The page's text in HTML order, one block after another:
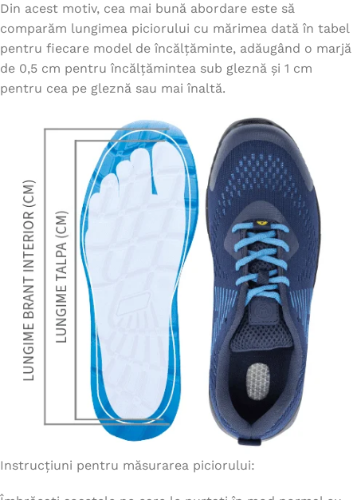
Din acest motiv, cea mai bună abordare este să
comparăm lungimea piciorului cu mărimea dată în tabel
pentru fiecare model de încălțăminte, adăugând o marjă
de 0,5 cm pentru încălțămintea sub gleznă și 1 cm
pentru cea pe gleznă sau mai înaltă.
Instrucțiuni pentru măsurarea piciorului: